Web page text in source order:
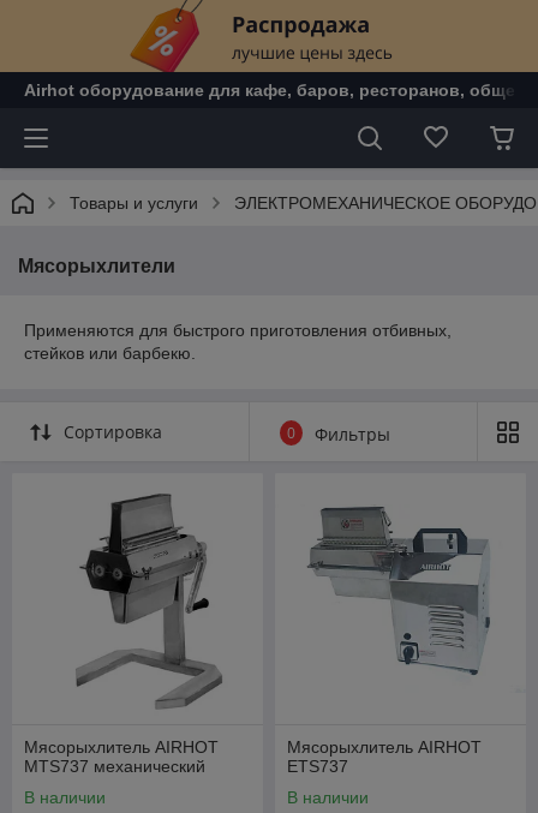
Airhot оборудование для кафе, баров, ресторанов,
Товары и услуги ЭЛЕКТРОМЕХАНИЧЕСКОЕ
Мясорыхлители
Применяются для быстрого приготовления отбивных,
стейков или барбекю.
Сортировка 0 Фильтры
Мясорыхлитель AIRHOT
MTS737 механический
В наличии
Мясорыхлитель AIRHOT
ETS737
В наличии